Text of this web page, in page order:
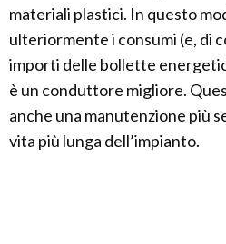
materiali plastici. In questo
ulteriormente i consumi (e, di
importi delle bollette
è un conduttore migliore.
anche una manutenzione più
vita più lunga dell’impianto.